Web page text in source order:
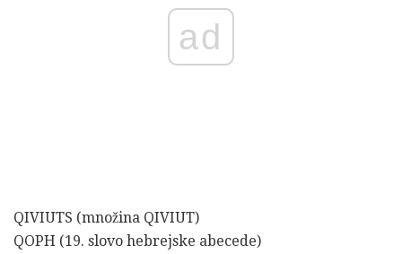
ad
QIVIUTS (množina QIVIUT)
QOPH (19. slovo hebrejske abecede)